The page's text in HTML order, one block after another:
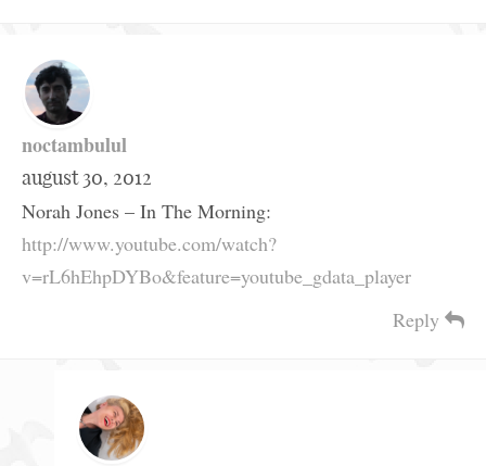
noctambulul
august 30, 2012
Norah Jones – In The Morning:
http://www.youtube.com/watch?
v=rL6hEhpDYBo&feature=youtube_gdata_player
Reply